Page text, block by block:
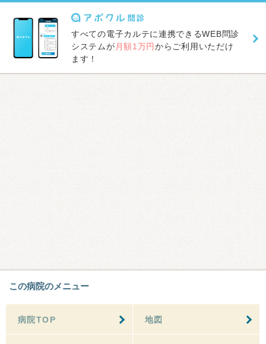
すべての電子カルテに連携できるWEB問診
システムが 月額1万円からご利用いただけ
ます！
この病院のメニュー
病院TOP 地図